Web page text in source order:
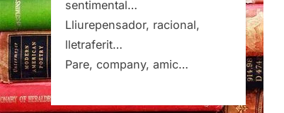
sentimental…
Lliurepensador, racional,
lletraferit…
Pare, company, amic…